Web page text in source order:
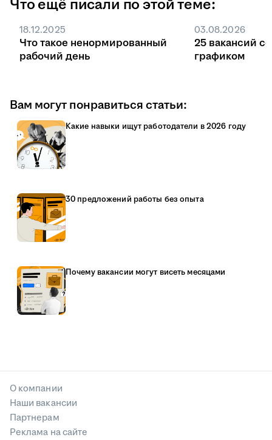
компания или ИП, а договор заключают в
любой момент обучения.
Что ещё писали по этой теме:
18.12.2025
Что такое ненормированный
рабочий день
03.08.2026
25 вакансий
графиком
Вам могут понравиться статьи:
Какие навыки ищут работодатели в 2026 году
30 предложений работы без опыта
Почему вакансии могут висеть месяцами
О компании
Наши вакансии
Партнерам
Реклама на сайте